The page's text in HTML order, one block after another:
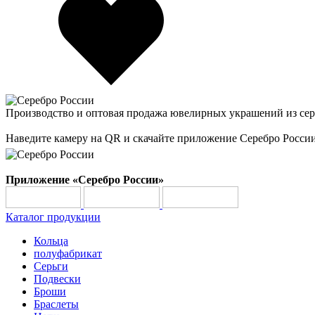
Производство и оптовая продажа ювелирных украшений из
Наведите камеру на QR и скачайте приложение Серебро
Приложение «Серебро России»
Каталог продукции
Кольца
полуфабрикат
Серьги
Подвески
Броши
Браслеты